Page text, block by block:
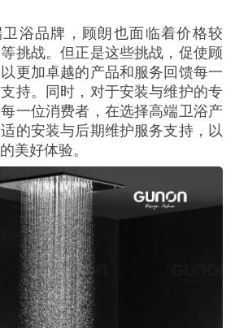
浴品牌，顾朗也面临着价格较
挑战。但正是这些挑战，促使顾
更加卓越的产品和服务回馈每一
持。同时，对于安装与维护的专
一位消费者，在选择高端卫浴产
的安装与后期维护服务支持，以
美好体验。